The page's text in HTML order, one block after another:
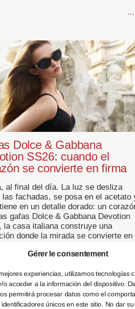
Gérer le consentement
experiencias, utilizamos tecnologías
o acceder a la información del dispositivo.
permitirá procesar datos como el
únicos en este sitio. No dar
Dolce & Gabbana
SS26: cuando el
se convierte en firma
al final del día. La luz se desliza
las fachadas, se posa en el acetato
en un detalle dorado: un
gafas Dolce & Gabbana Devotion
la casa italiana construye una
donde la mirada se convierte en